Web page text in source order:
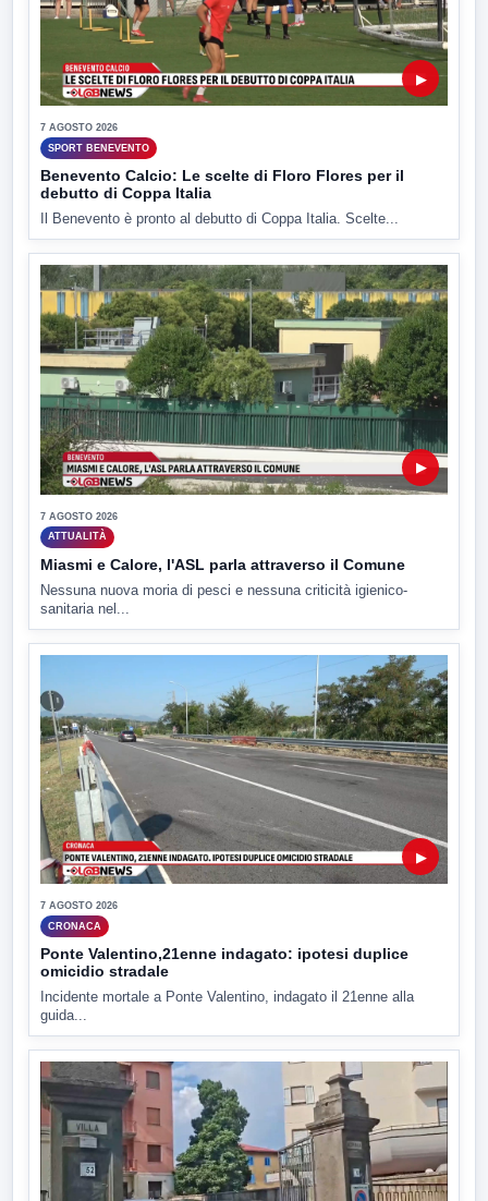
▶
7 AGOSTO 2026
SPORT BENEVENTO
Benevento Calcio: Le scelte di Floro Flores per il
debutto di Coppa Italia
Il Benevento è pronto al debutto di Coppa Italia. Scelte...
▶
7 AGOSTO 2026
ATTUALITÀ
Miasmi e Calore, l'ASL parla attraverso il Comune
Nessuna nuova moria di pesci e nessuna criticità igienico-
sanitaria nel...
▶
7 AGOSTO 2026
CRONACA
Ponte Valentino,21enne indagato: ipotesi duplice
omicidio stradale
Incidente mortale a Ponte Valentino, indagato il 21enne alla
guida...